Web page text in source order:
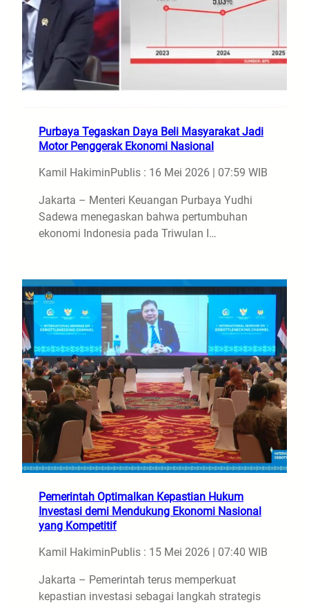
Purbaya Tegaskan Daya Beli Masyarakat Jadi
Motor Penggerak Ekonomi Nasional
Kamil HakiminPublis : 16 Mei 2026 | 07:59 WIB
Jakarta – Menteri Keuangan Purbaya Yudhi
Sadewa menegaskan bahwa pertumbuhan
ekonomi Indonesia pada Triwulan I…
Pemerintah Optimalkan Kepastian Hukum
Investasi demi Mendukung Ekonomi Nasional
yang Kompetitif
Kamil HakiminPublis : 15 Mei 2026 | 07:40 WIB
Jakarta – Pemerintah terus memperkuat
kepastian investasi sebagai langkah strategis